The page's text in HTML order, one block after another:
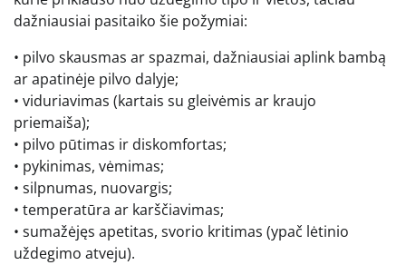
dažniausiai pasitaiko šie požymiai:
• pilvo skausmas ar spazmai, dažniausiai aplink bambą
ar apatinėje pilvo dalyje;
• viduriavimas (kartais su gleivėmis ar kraujo
priemaiša);
• pilvo pūtimas ir diskomfortas;
• pykinimas, vėmimas;
• silpnumas, nuovargis;
• temperatūra ar karščiavimas;
• sumažėjęs apetitas, svorio kritimas (ypač lėtinio
uždegimo atveju).